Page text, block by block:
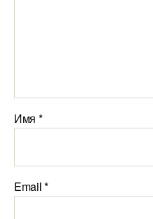
Имя *
Email*